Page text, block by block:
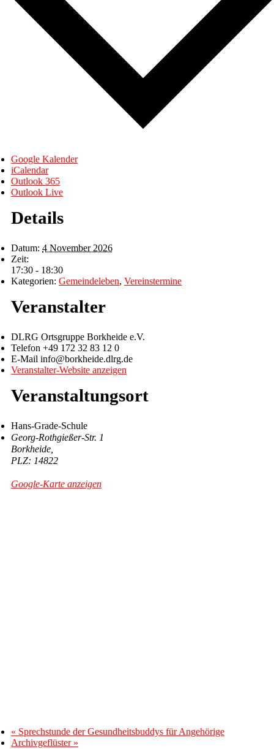
Google Kalender
iCalendar
Outlook 365
Outlook Live
Details
Datum: 4 November 2026
Zeit:
17:30 - 18:30
Kategorien: Gemeindeleben, Vereinstermine
Veranstalter
DLRG Ortsgruppe Borkheide e.V.
Telefon +49 172 32 83 12 0
E-Mail info@borkheide.dlrg.de
Veranstalter-Website anzeigen
Veranstaltungsort
Hans-Grade-Schule
Georg-Rothgießer-Str. 1
Borkheide
14822
Google-Karte anzeigen
« Sprechstunde der Gesundheitsbuddys für Angehörige
Archivgeflüster »